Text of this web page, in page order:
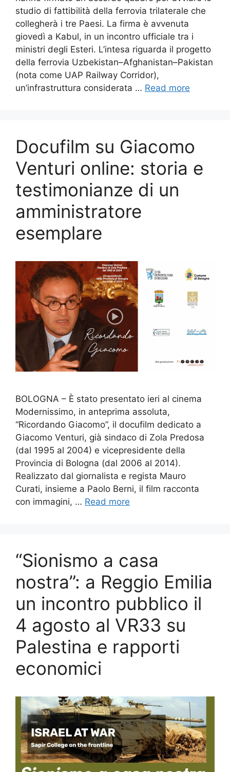
studio di fattibilità della ferrovia trilaterale che
collegherà i tre Paesi. La firma è avvenuta
giovedì a Kabul, in un incontro ufficiale tra i
ministri degli Esteri. L’intesa riguarda il progetto
della ferrovia Uzbekistan–Afghanistan–Pakistan
(nota come UAP Railway Corridor),
un’infrastruttura considerata … Read more
Docufilm su Giacomo
Venturi online: storia e
testimonianze di un
amministratore
esemplare
BOLOGNA – È stato presentato ieri al cinema
Modernissimo, in anteprima assoluta,
“Ricordando Giacomo”, il docufilm dedicato a
Giacomo Venturi, già sindaco di Zola Predosa
(dal 1995 al 2004) e vicepresidente della
Provincia di Bologna (dal 2006 al 2014).
Realizzato dal giornalista e regista Mauro
Curati, insieme a Paolo Berni, il film racconta
con immagini, … Read more
“Sionismo a casa
nostra”: a Reggio Emilia
un incontro pubblico il
4 agosto al VR33 su
Palestina e rapporti
economici